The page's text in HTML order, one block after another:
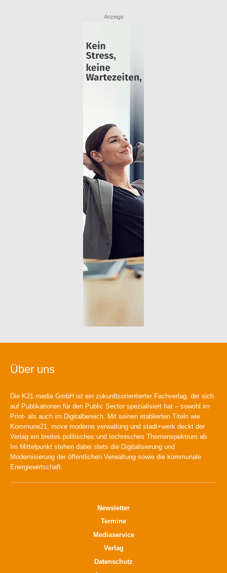
Anzeige
Über uns
Die K21 media GmbH ist ein zukunftsorientierter Fachverlag, der sich
auf Publikationen für den Public Sector spezialisiert hat – sowohl im
Print- als auch im Digitalbereich. Mit seinen etablierten Titeln wie
Kommune21, move moderne verwaltung und stadt+werk deckt der
Verlag ein breites politisches und technisches Themenspektrum ab.
Im Mittelpunkt stehen dabei stets die Digitalisierung und
Modernisierung der öffentlichen Verwaltung sowie die kommunale
Energiewirtschaft.
Newsletter
Termine
Mediaservice
Verlag
Datenschutz